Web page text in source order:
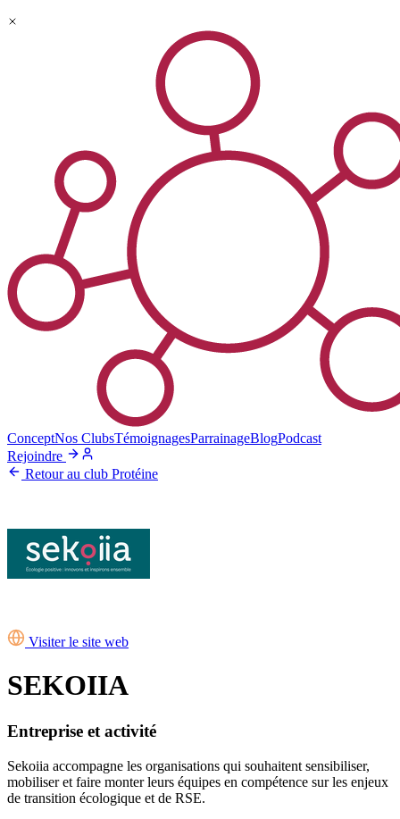
ConceptNos ClubsTémoignagesParrainageBlogPodcast
Rejoindre
Retour au club Protéine
Visiter le site web
SEKOIIA
Entreprise et activité
Sekoiia accompagne les organisations qui souhaitent sensibiliser,
mobiliser et faire monter leurs équipes en compétence sur les enjeux
de transition écologique et de RSE.